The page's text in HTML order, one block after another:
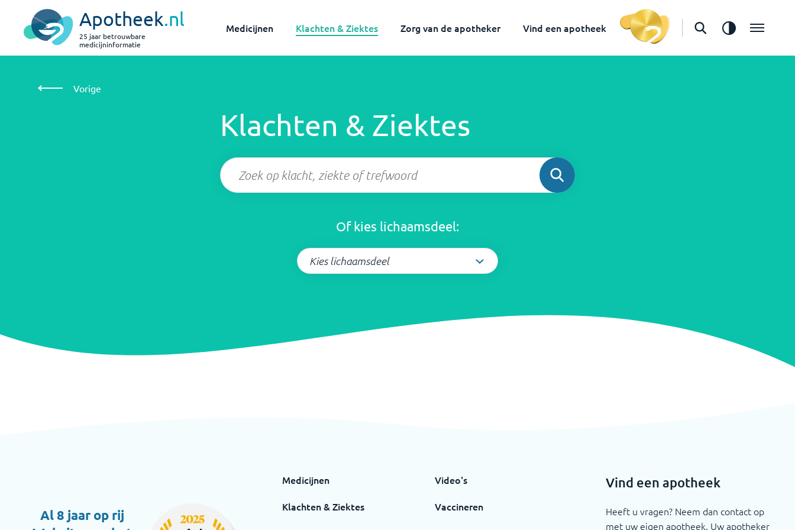
Apotheek.nl
25 jaar betrouwbare
medicijninformatie
Medicijnen Klachten & Ziektes Zorg van de apotheker Vind een apotheek
Vorige
Klachten & Ziektes
Of kies lichaamsdeel:
Al 8 jaar op rij
Medicijnen
Klachten & Ziektes
Video's
Vaccineren
Vind een apotheek
Heeft u vragen? Neem dan contact op
met uw eigen apotheek. Uw apotheker